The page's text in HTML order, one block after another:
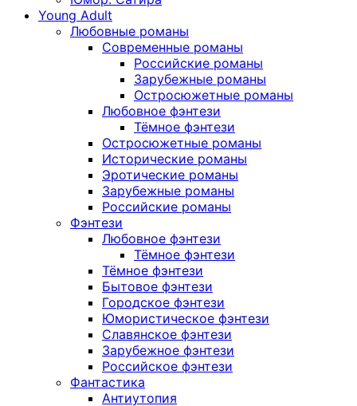
Young Adult
Любовные романы
Современные романы
Российские романы
Зарубежные романы
Остросюжетные романы
Любовное фэнтези
Тёмное фэнтези
Остросюжетные романы
Исторические романы
Эротические романы
Зарубежные романы
Российские романы
Фэнтези
Любовное фэнтези
Тёмное фэнтези
Тёмное фэнтези
Бытовое фэнтези
Городское фэнтези
Юмористическое фэнтези
Славянское фэнтези
Зарубежное фэнтези
Российское фэнтези
Фантастика
Антиутопия